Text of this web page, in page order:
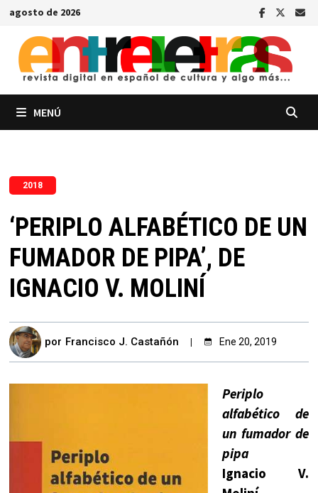
Saltar
contenido
agosto de 2026
MENÚ
2018
‘PERIPLO ALFABÉTICO DE UN
FUMADOR DE PIPA’, DE
IGNACIO V. MOLINÍ
por Francisco J. Castañón Ene 20, 2019
Periplo
alfabético de
un fumador de
pipa
Ignacio V.